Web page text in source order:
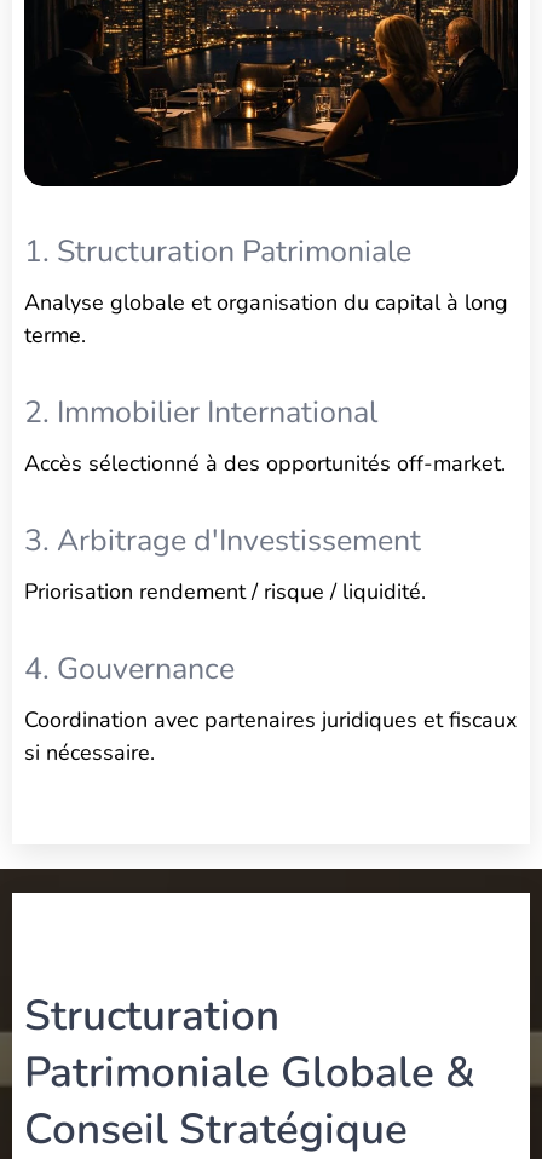
1. Structuration Patrimoniale
Analyse globale et organisation du capital à long
terme.
2. Immobilier International
Accès sélectionné à des opportunités off-market.
3. Arbitrage d'Investissement
Priorisation rendement / risque / liquidité.
4. Gouvernance
Coordination avec partenaires juridiques et fiscaux
si nécessaire.
Structuration
Patrimoniale Globale &
Conseil Stratégique